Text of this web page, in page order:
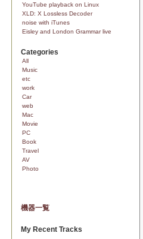
YouTube playback on Linux
XLD: X Lossless Decoder
noise with iTunes
Eisley and London Grammar live
Categories
All
Music
etc
work
Car
web
Mac
Movie
PC
Book
Travel
AV
Photo
機器一覧
My Recent Tracks